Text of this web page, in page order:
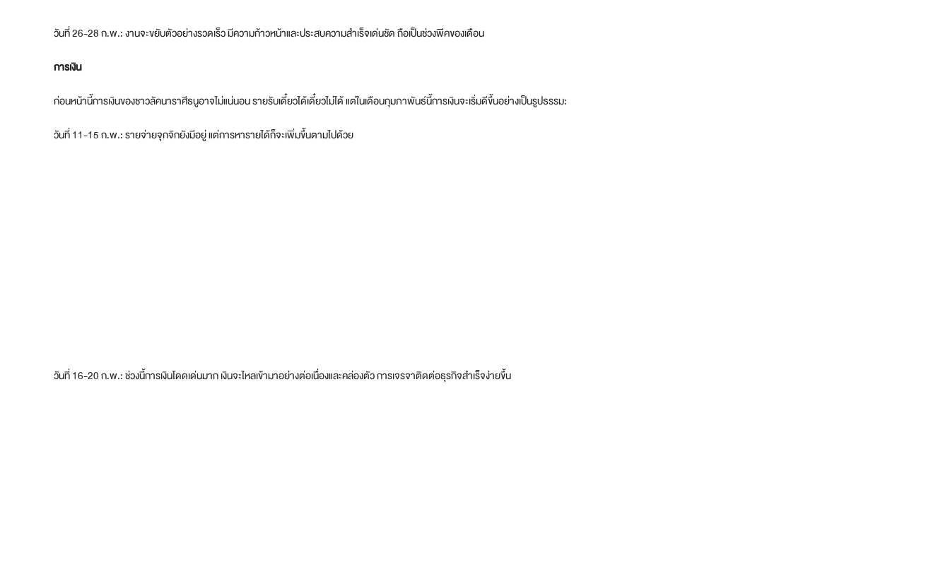
วันที่ 26-28 ก.พ.: งานจะขยับตัวอย่างรวดเร็ว มีความก้าวหน้าและประสบความสำเร็จเด่นชัด ถือเป็นช่วงพีคของเดือน
การเงิน
ก่อนหน้านี้การเงินของชาวลัคนาราศีธนูอาจไม่แน่นอน รายรับเดี๋ยวได้เดี๋ยวไม่ได้ แต่ในเดือนกุมภาพันธ์นี้การเงินจะเริ่มดีขึ้นอย่างเป็นรูปธรรม:
วันที่ 11-15 ก.พ.: รายจ่ายจุกจิกยังมีอยู่ แต่การหารายได้ก็จะเพิ่มขึ้นตามไปด้วย
วันที่ 16-20 ก.พ.: ช่วงนี้การเงินโดดเด่นมาก เงินจะไหลเข้ามาอย่างต่อเนื่องและคล่องตัว การเจรจาติดต่อธุรกิจสำเร็จง่ายขึ้น